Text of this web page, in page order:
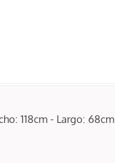
118cm - Largo: 68cm